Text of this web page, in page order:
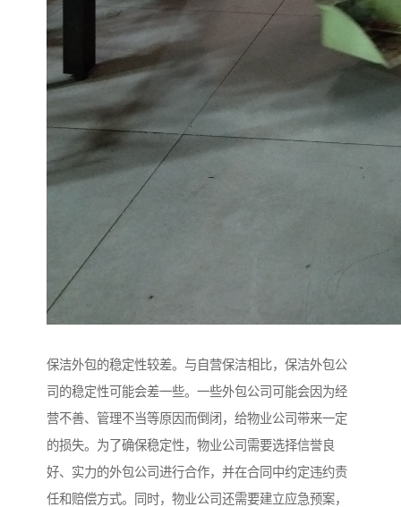
保洁外包的稳定性较差。与自营保洁相比，保洁外包公
司的稳定性可能会差一些。一些外包公司可能会因为经
营不善、管理不当等原因而倒闭，给物业公司带来一定
的损失。为了确保稳定性，物业公司需要选择信誉良
好、实力的外包公司进行合作，并在合同中约定违约责
任和赔偿方式。同时，物业公司还需要建立应急预案，